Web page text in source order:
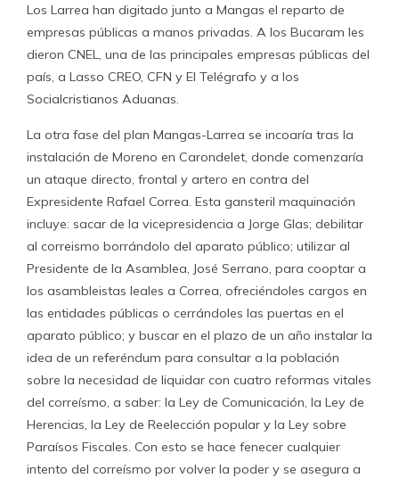
Los Larrea han digitado junto a Mangas el reparto de
empresas públicas a manos privadas. A los Bucaram les
dieron CNEL, una de las principales empresas públicas del
país, a Lasso CREO, CFN y El Telégrafo y a los
Socialcristianos Aduanas.
La otra fase del plan Mangas-Larrea se incoaría tras la
instalación de Moreno en Carondelet, donde comenzaría
un ataque directo, frontal y artero en contra del
Expresidente Rafael Correa. Esta gansteril maquinación
incluye: sacar de la vicepresidencia a Jorge Glas; debilitar
al correismo borrándolo del aparato público; utilizar al
Presidente de la Asamblea, José Serrano, para cooptar a
los asambleistas leales a Correa, ofreciéndoles cargos en
las entidades públicas o cerrándoles las puertas en el
aparato público; y buscar en el plazo de un año instalar la
idea de un referéndum para consultar a la población
sobre la necesidad de liquidar con cuatro reformas vitales
del correísmo, a saber: la Ley de Comunicación, la Ley de
Herencias, la Ley de Reelección popular y la Ley sobre
Paraísos Fiscales. Con esto se hace fenecer cualquier
intento del correísmo por volver la poder y se asegura a